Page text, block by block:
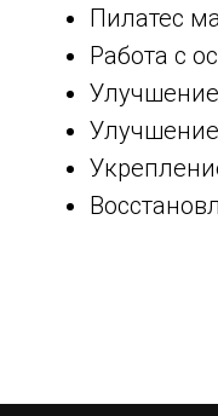
Пилатес
Работа с